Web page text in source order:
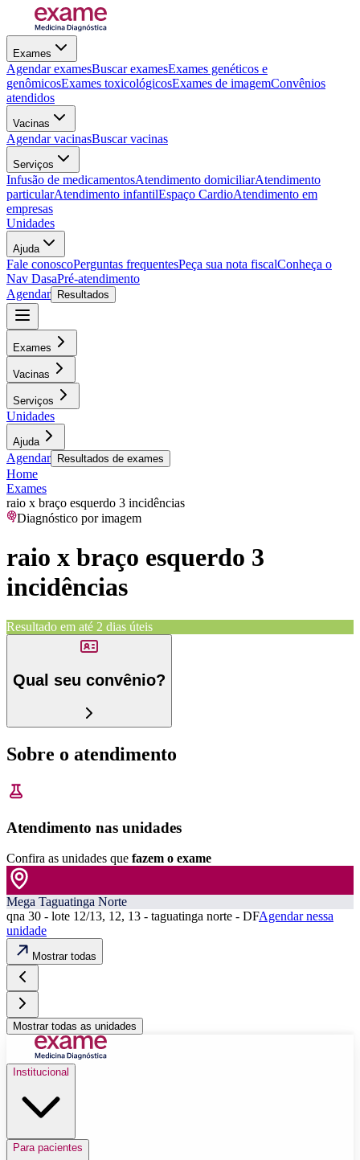
Exames
Agendar examesBuscar examesExames genéticos e
genômicosExames toxicológicosExames de imagemConvênios
atendidos
Vacinas
Agendar vacinasBuscar vacinas
Serviços
Infusão de medicamentosAtendimento domiciliarAtendimento
particularAtendimento infantilEspaço CardioAtendimento em
empresas
Unidades
Ajuda
Fale conoscoPerguntas frequentesPeça sua nota fiscalConheça o
Nav DasaPré-atendimento
Agendar
Resultados
Exames
Vacinas
Serviços
Unidades
Ajuda
Agendar Resultados de exames
Home
Exames
raio x braço esquerdo 3 incidências
Diagnóstico por imagem
raio x braço esquerdo 3
incidências
Resultado em até 2 dias úteis
Qual seu convênio?
Sobre o atendimento
Atendimento nas unidades
Confira as unidades que fazem o exame
Mega Taguatinga Norte
qna 30 - lote 12/13, 12, 13 - taguatinga norte - DFAgendar nessa
unidade
Mostrar todas
Mostrar todas as unidades
Institucional
Para pacientes